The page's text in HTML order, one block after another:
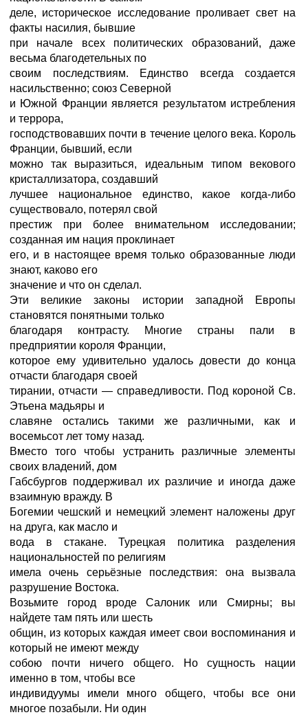
деле, историческое исследование проливает свет на
факты насилия, бывшие
при начале всех политических образований, даже
весьма благодетельных по
своим последствиям. Единство всегда создается
насильственно; союз Северной
и Южной Франции является результатом истребления
и террора,
господствовавших почти в течение целого века. Король
Франции, бывший, если
можно так выразиться, идеальным типом векового
кристаллизатора, создавший
лучшее национальное единство, какое когда-либо
существовало, потерял свой
престиж при более внимательном исследовании;
созданная им нация проклинает
его, и в настоящее время только образованные люди
знают, каково его
значение и что он сделал.
Эти великие законы истории западной Европы
становятся понятными только
благодаря контрасту. Многие страны пали в
предприятии короля Франции,
которое ему удивительно удалось довести до конца
отчасти благодаря своей
тирании, отчасти — справедливости. Под короной Св.
Этьена мадьяры и
славяне остались такими же различными, как и
восемьсот лет тому назад.
Вместо того чтобы устранить различные элементы
своих владений, дом
Габсбургов поддерживал их различие и иногда даже
взаимную вражду. В
Богемии чешский и немецкий элемент наложены друг
на друга, как масло и
вода в стакане. Турецкая политика разделения
национальностей по религиям
имела очень серьёзные последствия: она вызвала
разрушение Востока.
Возьмите город вроде Салоник или Смирны; вы
найдете там пять или шесть
общин, из которых каждая имеет свои воспоминания и
который не имеют между
собою почти ничего общего. Но сущность нации
именно в том, чтобы все
индивидуумы имели много общего, чтобы все они
многое позабыли. Ни один